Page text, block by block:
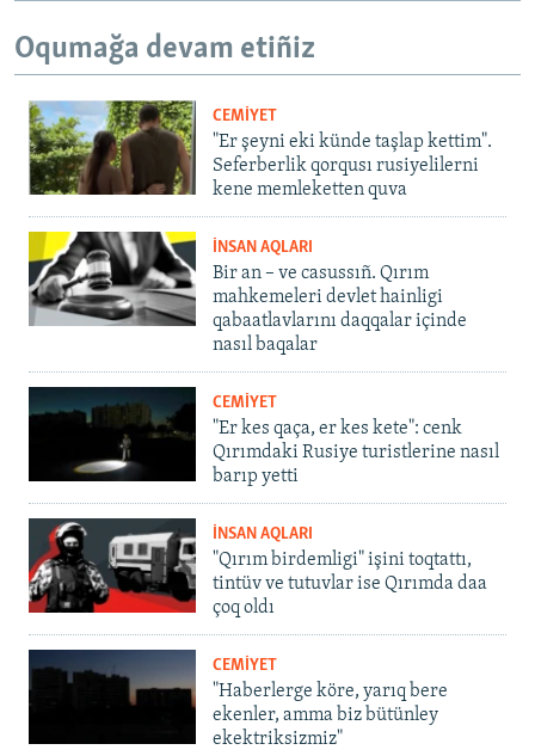
Oqumağa devam etiñiz
CEMİYET
"Er şeyni eki künde taşlap kettim".
Seferberlik qorqusı rusiyelilerni
kene memleketten quva
İNSAN AQLARI
Bir an – ve casussıñ. Qırım
mahkemeleri devlet hainligi
qabaatlavlarını daqqalar içinde
nasıl baqalar
CEMİYET
"Er kes qaça, er kes kete": cenk
Qırımdaki Rusiye turistlerine nasıl
barıp yetti
İNSAN AQLARI
"Qırım birdemligi" işini toqtattı,
tintüv ve tutuvlar ise Qırımda daa
çoq oldı
CEMİYET
"Haberlerge köre, yarıq bere
ekenler, amma biz bütünley
ekektriksizmiz"